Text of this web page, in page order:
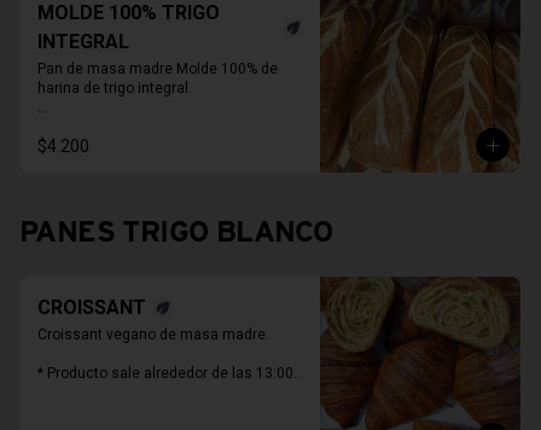
MOLDE 100% TRIGO
INTEGRAL
Pan de masa madre Molde 100% de
harina de trigo integral.
moldes de panes pueden cambiar.
$4.200
PANES TRIGO BLANCO
CROISSANT
Croissant vegano de masa madre.
* Producto sale alrededor de las 13:00 -